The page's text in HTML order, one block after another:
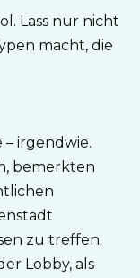
Lass nur nicht
macht, die
– irgendwie.
bemerkten
zu treffen.
Lobby, als